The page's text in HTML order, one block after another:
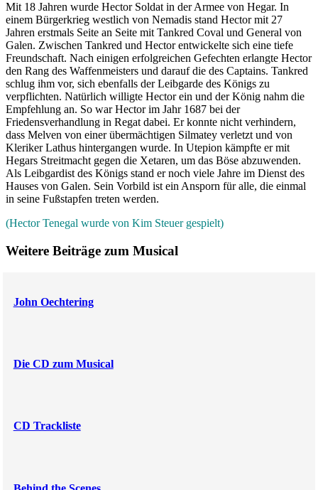
Mit 18 Jahren wurde Hector Soldat in der Armee von Hegar. In
einem Bürgerkrieg westlich von Nemadis stand Hector mit 27
Jahren erstmals Seite an Seite mit Tankred Coval und General von
Galen. Zwischen Tankred und Hector entwickelte sich eine tiefe
Freundschaft. Nach einigen erfolgreichen Gefechten erlangte Hector
den Rang des Waffenmeisters und darauf die des Captains. Tankred
schlug ihm vor, sich ebenfalls der Leibgarde des Königs zu
verpflichten. Natürlich willigte Hector ein und der König nahm die
Empfehlung an. So war Hector im Jahr 1687 bei der
Friedensverhandlung in Regat dabei. Er konnte nicht verhindern,
dass Melven von einer übermächtigen Silmatey verletzt und von
Kleriker Lathus hintergangen wurde. In Utepion kämpfte er mit
Hegars Streitmacht gegen die Xetaren, um das Böse abzuwenden.
Als Leibgardist des Königs stand er noch viele Jahre im Dienst des
Hauses von Galen. Sein Vorbild ist ein Ansporn für alle, die einmal
in seine Fußstapfen treten werden.
(Hector Tenegal wurde von Kim Steuer gespielt)
Weitere Beiträge zum Musical
John Oechtering
Die CD zum Musical
CD Trackliste